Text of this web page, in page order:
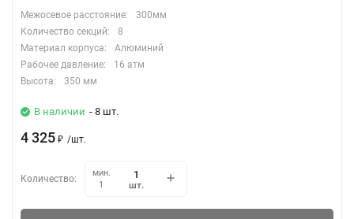
Межосевое расстояние:
300мм
Количество секций:
8
Материал корпуса:
Алюминий
Рабочее давление:
16 атм
Высота:
350 мм
В наличии - 8 шт.
4 325 ₽ /шт.
Количество:
мин.
1
шт.